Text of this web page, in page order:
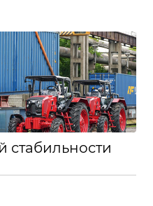
стабильности